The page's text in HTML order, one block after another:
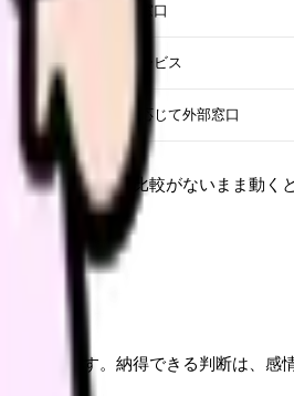
主治医、人事、相談窓口
自分、家族、相談サービス
職場、人事、必要に応じて外部窓口
ますが、記録と比較がないまま動く
入口です。納得できる判断は、感